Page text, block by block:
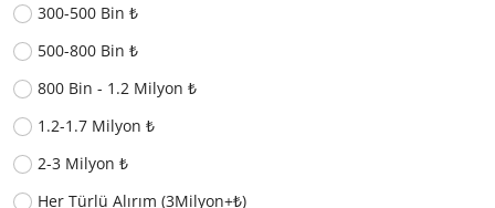
300-500 Bin ₺
500-800 Bin ₺
800 Bin - 1.2 Milyon ₺
1.2-1.7 Milyon ₺
2-3 Milyon ₺
Her Türlü Alırım (3Milyon+₺)